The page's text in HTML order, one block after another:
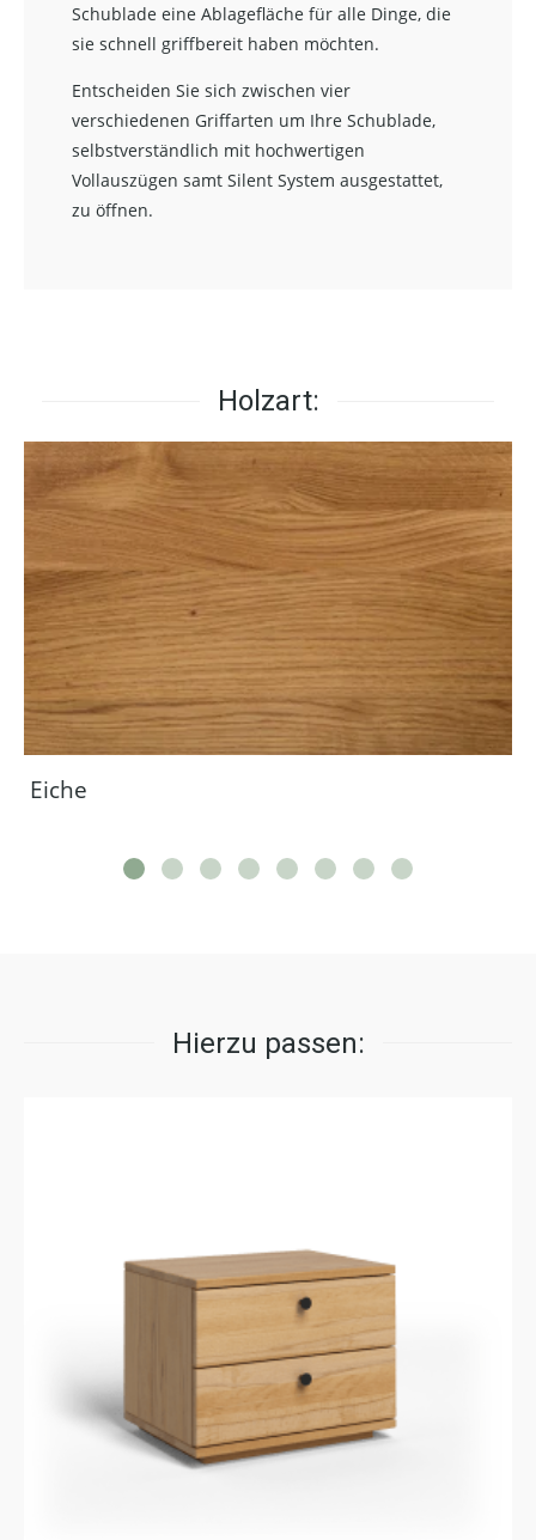
Schublade eine Ablagefläche für alle Dinge, die
sie schnell griffbereit haben möchten.
Entscheiden Sie sich zwischen vier
verschiedenen Griffarten um Ihre Schublade,
selbstverständlich mit hochwertigen
Vollauszügen samt Silent System ausgestattet,
zu öffnen.
Holzart:
Eiche
Hierzu passen: